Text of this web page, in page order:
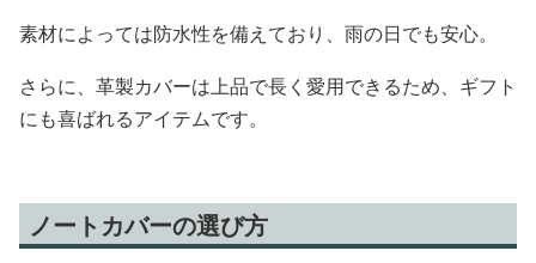
素材によっては防水性を備えており、雨の日でも安心。
さらに、革製カバーは上品で長く愛用できるため、ギフト
にも喜ばれるアイテムです。
ノートカバーの選び方